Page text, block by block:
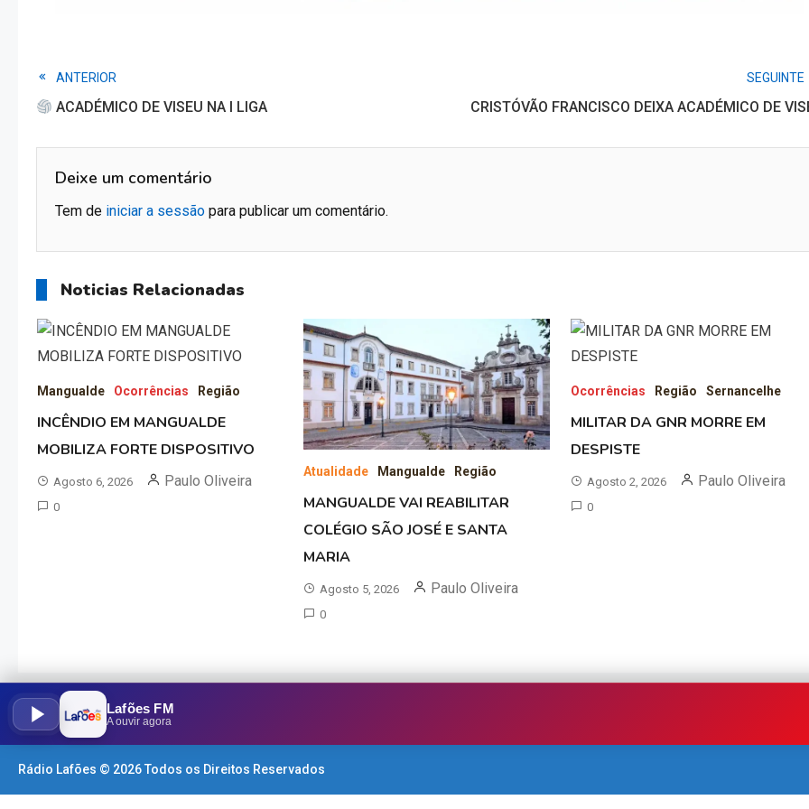
Read
articles
ANTERIOR
ACADÉMICO DE VISEU NA I LIGA
SEGUINTE
CRISTÓVÃO FRANCISCO DEIXA ACADÉMICO DE
Deixe um comentário
Tem de iniciar a sessão para publicar um comentário.
Noticias Relacionadas
Mangualde Ocorrências Região
INCÊNDIO EM MANGUALDE
MOBILIZA FORTE DISPOSITIVO
Agosto 6, 2026 Paulo Oliveira
0
Atualidade Mangualde Região
MANGUALDE VAI REABILITAR
COLÉGIO SÃO JOSÉ E SANTA
MARIA
Agosto 5, 2026 Paulo Oliveira
0
Ocorrências Região Sernancelhe
MILITAR DA GNR MORRE EM
DESPISTE
Agosto 2, 2026 Paulo Oliveira
0
Rádio Lafões © 2026 Todos os Direitos Reservados
Lafões FM
A ouvir agora